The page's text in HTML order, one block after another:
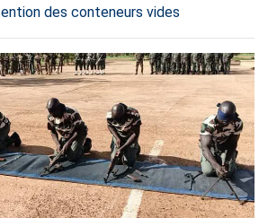
des conteneurs vides